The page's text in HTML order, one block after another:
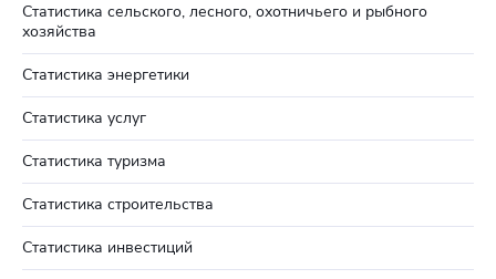
Статистика сельского, лесного, охотничьего и рыбного
хозяйства
Статистика энергетики
Статистика услуг
Статистика туризма
Статистика строительства
Статистика инвестиций